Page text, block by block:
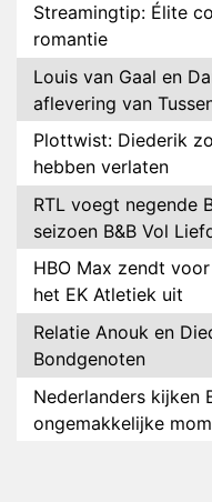
Streamingtip: Élite
romantie
Louis van Gaal en
aflevering van
Plottwist: Diederik
hebben verlaten
RTL voegt negende
seizoen B&B Vol
HBO Max zendt
het EK Atletiek uit
Relatie Anouk en
Bondgenoten
Nederlanders kijken
ongemakkelijke